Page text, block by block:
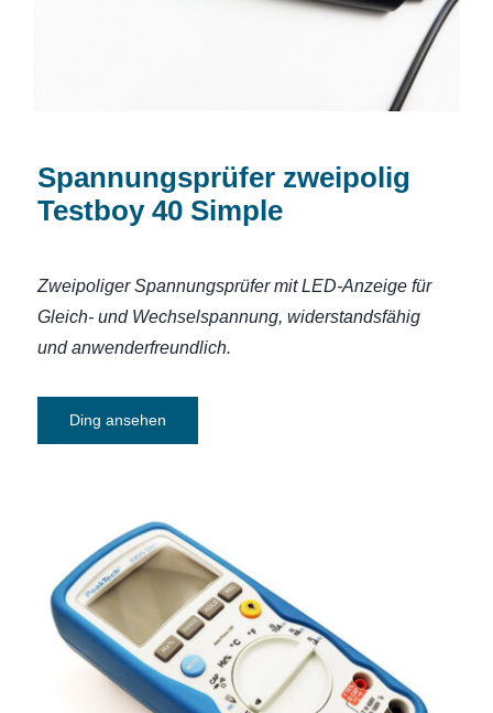
Spannungsprüfer zweipolig
Testboy 40 Simple
Zweipoliger Spannungsprüfer mit LED-Anzeige für
Gleich- und Wechselspannung, widerstandsfähig
und anwenderfreundlich.
Ding ansehen
Multimeter PeakTech P 3355 digital